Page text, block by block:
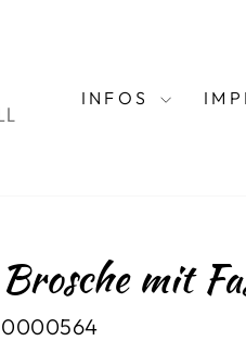
INFOS
Brosche mit
0000564